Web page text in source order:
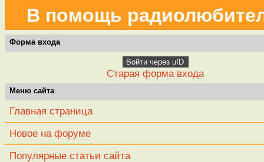
В помощь
Форма входа
Войти через uID
Старая форма входа
Меню сайта
Главная страница
Новое на форуме
Популярные статьи сайта